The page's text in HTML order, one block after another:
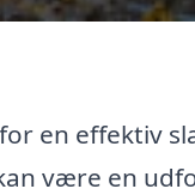
en effektiv
være en